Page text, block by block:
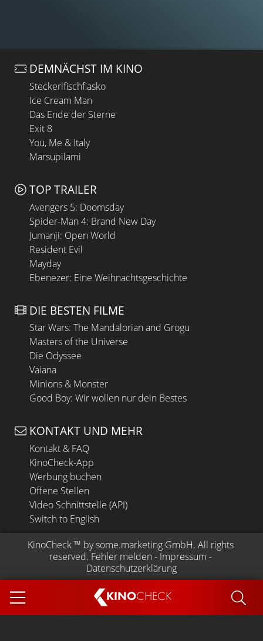
KINOCHECK
DEMNÄCHST IM KINO
Steckerlfischfiasko
Ice Cream Man
Das Ende der Sterne
Exit 8
You, Me & Italy
Marsupilami
TOP TRAILER
Avengers 5: Doomsday
Spider-Man 4: Brand New Day
Jumanji: Open World
Resident Evil
Mayday
Ebenezer: Eine Weihnachtsgeschichte
DIE BESTEN FILME
Star Wars: The Mandalorian and Grogu
Masters of the Universe
Die Odyssee
Vaiana
Minions & Monster
Good Boy: Wir wollen nur dein Bestes
KONTAKT UND MEHR
Kontakt & FAQ
KinoCheck-App
Werbung buchen
Offene Stellen
Video Schnittstelle (API)
Switch to English
KinoCheck ™ by some.marketing GmbH. All rights
reserved. Fehler melden - Impressum -
Datenschutzerklärung